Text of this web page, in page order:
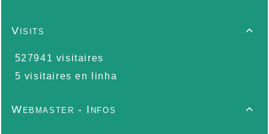

Visits
527941 visitaires
5 visitaires en linha

Webmaster - Infos